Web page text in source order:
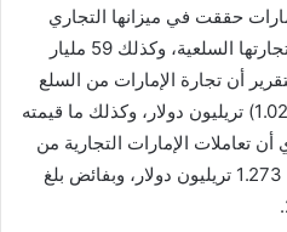
حققت في ميزانها التجاري
فائضاً قدره 174 مليار دولار من تجارتها السلعية، وكذلك 59 مليار
أن تجارة الإمارات من السلع
تجاوزت حاجز التريليون دولار (1.024) تريليون دولار، وكذلك ما قيمته
أن تعاملات الإمارات التجارية من
السلع والخدمات مع العالم بلغت 1.273 تريليون دولار، وبفائض بلغ